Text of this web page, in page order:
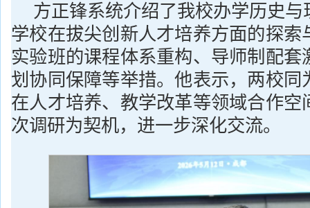
方正锋系统介绍了我校办学历史
学校在拔尖创新人才培养方面的探索
实验班的课程体系重构、导师制配套
划协同保障等举措。他表示，两校同
在人才培养、教学改革等领域合作空
次调研为契机，进一步深化交流。